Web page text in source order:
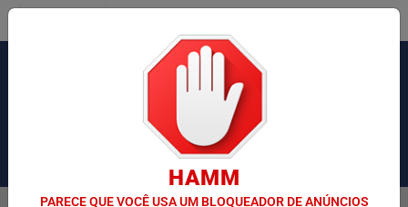
Pesquisar Notícia
HAMM
PARECE QUE VOCÊ USA UM BLOQUEADOR DE ANÚNCIOS